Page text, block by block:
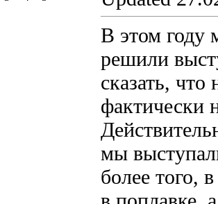
В этом году
решили
сказать,
фактически
мы
более того,